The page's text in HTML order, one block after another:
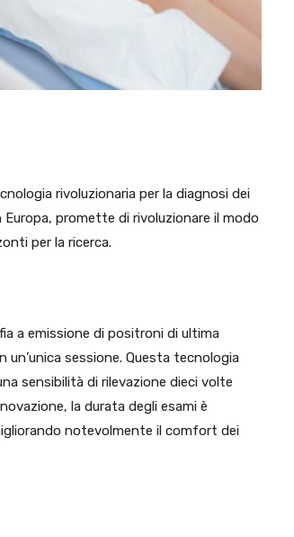
rivoluzionaria per la diagnosi dei
promette di rivoluzionare il modo
per la ricerca.
a emissione di positroni di ultima
un’unica sessione. Questa tecnologia
sensibilità di rilevazione dieci volte
la durata degli esami è
notevolmente il comfort dei